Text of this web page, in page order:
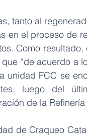
tanto al
en el proceso de
Como resultado,
“de acuerdo a
unidad FCC se
luego del
de la Refinería
de Craqueo